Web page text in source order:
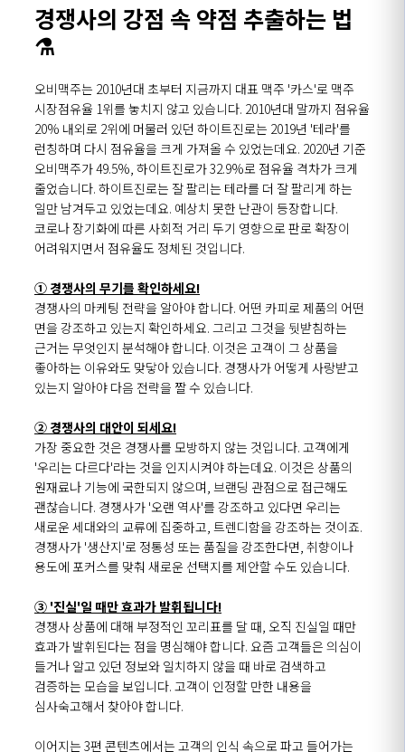
경쟁사의 강점 속 약점 추출하는 법
⚗️
오비맥주는 2010년대 초부터 지금까지 대표 맥주 '카스'로 맥주
시장점유율 1위를 놓치지 않고 있습니다. 2010년대 말까지 점유율
20% 내외로 2위에 머물러 있던 하이트진로는 2019년 '테라'를
런칭하며 다시 점유율을 크게 가져올 수 있었는데요. 2020년 기준
오비맥주가 49.5%, 하이트진로가 32.9%로 점유율 격차가 크게
줄었습니다. 하이트진로는 잘 팔리는 테라를 더 잘 팔리게 하는
일만 남겨두고 있었는데요. 예상치 못한 난관이 등장합니다.
코로나 장기화에 따른 사회적 거리 두기 영향으로 판로 확장이
어려워지면서 점유율도 정체된 것입니다.
① 경쟁사의 무기를 확인하세요!
경쟁사의 마케팅 전략을 알아야 합니다. 어떤 카피로 제품의 어떤
면을 강조하고 있는지 확인하세요. 그리고 그것을 뒷받침하는
근거는 무엇인지 분석해야 합니다. 이것은 고객이 그 상품을
좋아하는 이유와도 맞닿아 있습니다. 경쟁사가 어떻게 사랑받고
있는지 알아야 다음 전략을 짤 수 있습니다.
② 경쟁사의 대안이 되세요!
가장 중요한 것은 경쟁사를 모방하지 않는 것입니다. 고객에게
'우리는 다르다'라는 것을 인지시켜야 하는데요. 이것은 상품의
원재료나 기능에 국한되지 않으며, 브랜딩 관점으로 접근해도
괜찮습니다. 경쟁사가 '오랜 역사'를 강조하고 있다면 우리는
새로운 세대와의 교류에 집중하고, 트렌디함을 강조하는 것이죠.
경쟁사가 '생산지'로 정통성 또는 품질을 강조한다면, 취향이나
용도에 포커스를 맞춰 새로운 선택지를 제안할 수도 있습니다.
③ '진실'일 때만 효과가 발휘됩니다!
경쟁사 상품에 대해 부정적인 꼬리표를 달 때, 오직 진실일 때만
효과가 발휘된다는 점을 명심해야 합니다. 요즘 고객들은 의심이
들거나 알고 있던 정보와 일치하지 않을 때 바로 검색하고
검증하는 모습을 보입니다. 고객이 인정할 만한 내용을
심사숙고해서 찾아야 합니다.
이어지는 3편 콘텐츠에서는 고객의 인식 속으로 파고 들어가는